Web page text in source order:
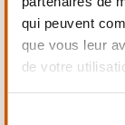
qui peuvent
que vous leur
de votre